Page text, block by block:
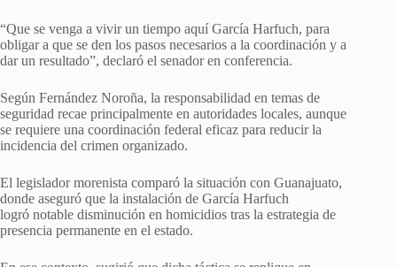
“Que se venga a vivir un tiempo aquí García Harfuch, para
obligar a que se den los pasos necesarios a la coordinación y a
dar un resultado”, declaró el senador en conferencia.
Según Fernández Noroña, la responsabilidad en temas de
seguridad recae principalmente en autoridades locales, aunque
se requiere una coordinación federal eficaz para reducir la
incidencia del crimen organizado.
El legislador morenista comparó la situación con Guanajuato,
donde aseguró que la instalación de García Harfuch
logró notable disminución en homicidios tras la estrategia de
presencia permanente en el estado.